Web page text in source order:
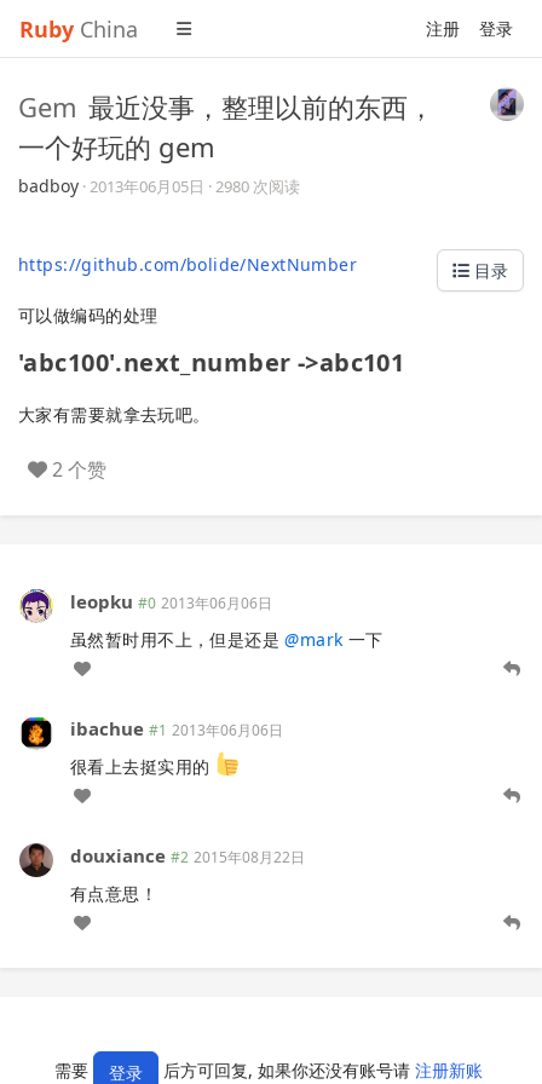
Ruby China 注册 登录
Gem 最近没事，整理以前的东西，
一个好玩的 gem
badboy ·2013年06月05日 · 2980 次阅读
目录
https://github.com/bolide/NextNumber
可以做编码的处理
'abc100'.next_number ->abc101
大家有需要就拿去玩吧。
2 个赞
leopku #0 2013年06月06日
虽然暂时用不上，但是还是@mark 一下
ibachue #1 2013年06月06日
很看上去挺实用的
douxiance #2 2015年08月22日
有点意思！
需要 登录 后方可回复, 如果你还没有账号请 注册新账